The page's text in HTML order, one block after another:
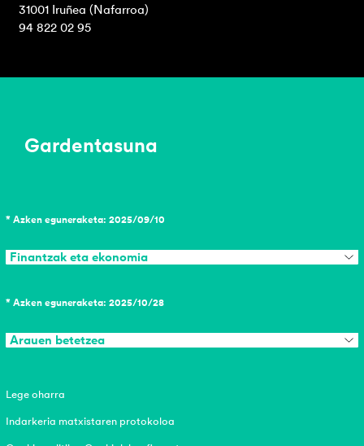
31001 Iruñea (Nafarroa)
94 822 02 95
Gardentasuna
* Azken eguneraketa: 2025/09/10
Finantzak eta ekonomia
* Azken eguneraketa: 2025/10/28
Arauen betetzea
Lege oharra
Indarkeria matxistaren protokoloa